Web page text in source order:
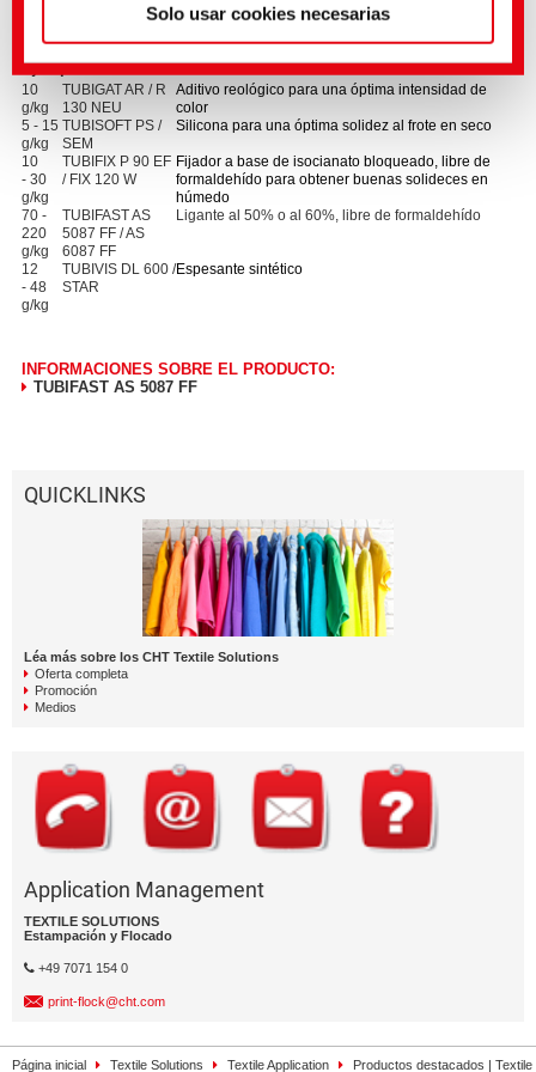
Solo usar cookies necesarias
Los ligantes ya están ajustados para ofrecer unas propiedades de
aplicación optimizadas.
Ejemplo de receta
10
g/kg
TUBIGAT AR / R
130 NEU
Aditivo reológico para una óptima intensidad de
color
5 - 15
g/kg
TUBISOFT PS /
SEM
Silicona para una óptima solidez al frote en seco
10
- 30
g/kg
TUBIFIX P 90 EF
/ FIX 120 W
Fijador a base de isocianato bloqueado, libre de
formaldehído para obtener buenas solideces en
húmedo
70 -
220
g/kg
TUBIFAST AS
5087 FF / AS
6087 FF
Ligante al 50% o al 60%, libre de formaldehído
12
- 48
g/kg
TUBIVIS DL 600 /
STAR
Espesante sintético
INFORMACIONES SOBRE EL PRODUCTO:
TUBIFAST AS 5087 FF
QUICKLINKS
Léa más sobre los CHT Textile Solutions
Oferta completa
Promoción
Medios
Application Management
TEXTILE SOLUTIONS
Estampación y Flocado
+49 7071 154 0
print-flock@cht.com
Página inicial Textile Solutions Textile Application Productos destacados | Textile